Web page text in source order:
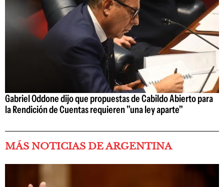
Gabriel Oddone dijo que propuestas de Cabildo Abierto para
la Rendición de Cuentas requieren "una ley aparte"
MÁS NOTICIAS DE ARGENTINA